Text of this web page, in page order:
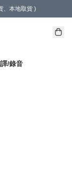
、本地取貨 )
/錄音